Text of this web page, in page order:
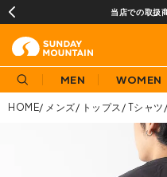
当店での取扱
MEN WOMEN
HOME メンズ トップス Tシャツ